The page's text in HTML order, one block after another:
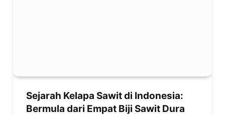
Sejarah Kelapa Sawit di Indonesia:
Bermula dari Empat Biji Sawit Dura